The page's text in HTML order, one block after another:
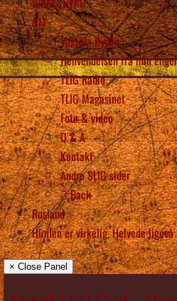
OM
Vassula Rydén
Henvendelsen fra min Engel
TLIG Radio
TLIG Magasinet
Foto & video
Q & A
Kontakt
Andre SLIG sider
Back
Rusland
Himlen er virkelig, Helvede ligeså
× Close Panel